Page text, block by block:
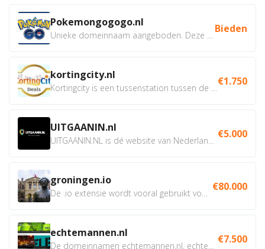
Pokemongogogo.nl Bieden
kortingcity.nl €1.750
UITGAANIN.nl €5.000
groningen.io €80.000
echtemannen.nl €7.500